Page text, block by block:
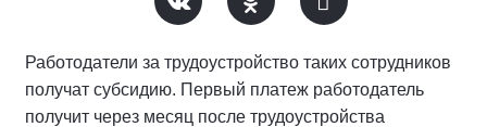
Работодатели за трудоустройство таких сотрудников
получат субсидию. Первый платеж работодатель
получит через месяц после трудоустройства